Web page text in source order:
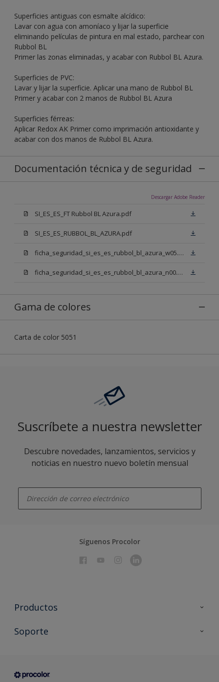
Superficies antiguas con esmalte alcídico:
Lavar con agua con amoníaco y lijar la superficie
eliminando películas de pintura en mal estado, parchear con
Rubbol BL
Primer las zonas eliminadas, y acabar con Rubbol BL Azura.
Superficies de PVC:
Lavar y lijar la superficie. Aplicar una mano de Rubbol BL
Primer y acabar con 2 manos de Rubbol BL Azura
Superficies férreas:
Aplicar Redox AK Primer como imprimación antioxidante y
acabar con dos manos de Rubbol BL Azura.
Documentación técnica y de seguridad
Descargar Adobe Reader
SI_ES_ES_FT Rubbol BL Azura.pdf
SI_ES_ES_RUBBOL_BL_AZURA.pdf
ficha_seguridad_si_es_es_rubbol_bl_azura_w05.pdf
ficha_seguridad_si_es_es_rubbol_bl_azura_n00.pdf
Gama de colores
Carta de color 5051
Suscríbete a nuestra newsletter
Descubre novedades, lanzamientos, servicios y
noticias en nuestro nuevo boletín mensual
Síguenos Procolor
Productos
Todos los productos
Condiciones generales de venta
Soporte